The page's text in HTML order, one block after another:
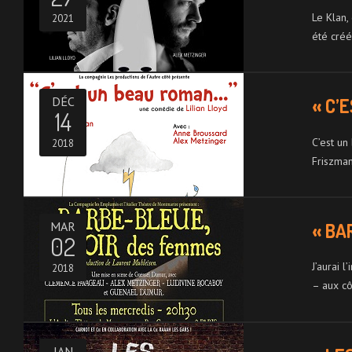
2021
Le
été
«
DÉC
14
2018
C’est
«
MAR
02
2018
J’aurai
– aux